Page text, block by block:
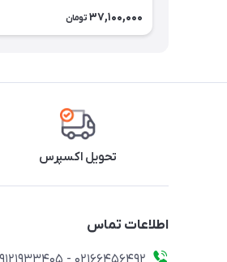
37,100,000 تومان
تحویل اکسپرس
اطلاعات تماس